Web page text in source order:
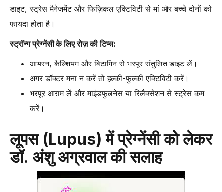
डाइट, स्ट्रेस मैनेजमेंट और फिज़िकल एक्टिविटी से मां और बच्चे दोनों को
फायदा होता है।
स्ट्रॉन्ग प्रेग्नेंसी के लिए रोज़ की टिप्स:
आयरन, कैल्शियम और विटामिन से भरपूर संतुलित डाइट लें।
अगर डॉक्टर मना न करें तो हल्की-फुल्की एक्टिविटी करें।
भरपूर आराम लें और माइंडफुलनेस या रिलैक्सेशन से स्ट्रेस कम
करें।
लूपस (Lupus) में प्रेग्नेंसी को लेकर
डॉ. अंशु अग्रवाल की सलाह